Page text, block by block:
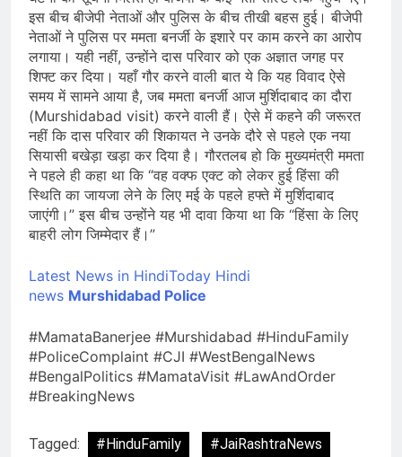
इस बीच बीजेपी नेताओं और पुलिस के बीच तीखी बहस हुई। बीजेपी
नेताओं ने पुलिस पर ममता बनर्जी के इशारे पर काम करने का आरोप
लगाया। यही नहीं, उन्होंने दास परिवार को एक अज्ञात जगह पर
शिफ्ट कर दिया। यहाँ गौर करने वाली बात ये कि यह विवाद ऐसे
समय में सामने आया है, जब ममता बनर्जी आज मुर्शिदाबाद का दौरा
(Murshidabad visit) करने वाली हैं। ऐसे में कहने की जरूरत
नहीं कि दास परिवार की शिकायत ने उनके दौरे से पहले एक नया
सियासी बखेड़ा खड़ा कर दिया है। गौरतलब हो कि मुख्यमंत्री ममता
ने पहले ही कहा था कि “वह वक्फ एक्ट को लेकर हुई हिंसा की
स्थिति का जायजा लेने के लिए मई के पहले हफ्ते में मुर्शिदाबाद
जाएंगी।” इस बीच उन्होंने यह भी दावा किया था कि “हिंसा के लिए
बाहरी लोग जिम्मेदार हैं।”
Latest News in HindiToday Hindi
news Murshidabad Police
#MamataBanerjee #Murshidabad #HinduFamily
#PoliceComplaint #CJI #WestBengalNews
#BengalPolitics #MamataVisit #LawAndOrder
#BreakingNews
Tagged: #HinduFamily
#JaiRashtraNews